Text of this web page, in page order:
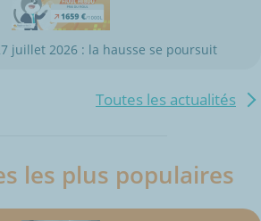
juillet 2026 : la hausse se poursuit
Toutes les actualités
les plus populaires